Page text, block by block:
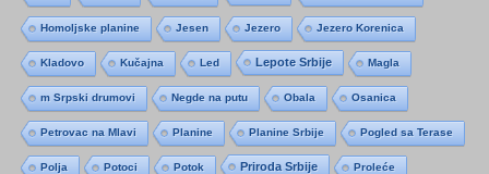
Homoljske planine Jesen Jezero Jezero Korenica
Kladovo Kučajna Led Lepote Srbije Magla
m Srpski drumovi Negde na putu Obala Osanica
Petrovac na Mlavi Planine Planine Srbije Pogled sa Terase
Polja Potoci Potok Priroda Srbije Proleće